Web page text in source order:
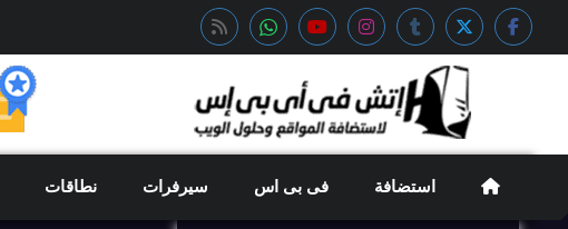
استضافة فى بى اس سيرفرات نطاقات